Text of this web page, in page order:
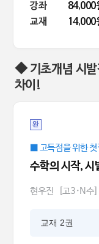
강좌
84,000
교재
14,000
◆ 기초개념 시발
차이!
완
■ 고득점을 위한
수학의 시작, 시
현우진 [고3·N수
교재 2권